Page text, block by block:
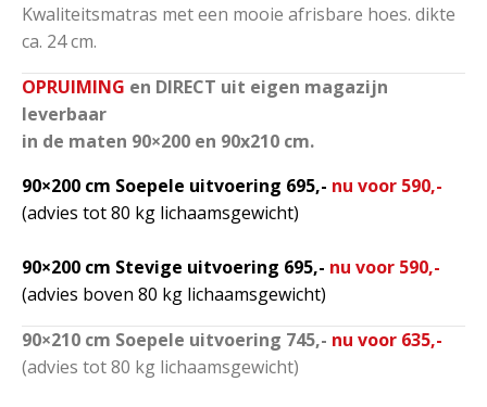
Kwaliteitsmatras met een mooie afrisbare hoes. dikte
ca. 24 cm.
OPRUIMING en DIRECT uit eigen magazijn
leverbaar
in de maten 90×200 en 90x210 cm.
90×200 cm Soepele uitvoering 695,- nu voor 590,-
(advies tot 80 kg lichaamsgewicht)
90×200 cm Stevige uitvoering 695,- nu voor 590,-
(advies boven 80 kg lichaamsgewicht)
90×210 cm Soepele uitvoering 745,- nu voor 635,-
(advies tot 80 kg lichaamsgewicht)